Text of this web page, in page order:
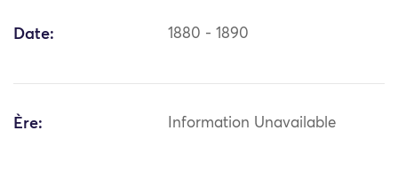
Date: 1880 - 1890
Ère: Information Unavailable